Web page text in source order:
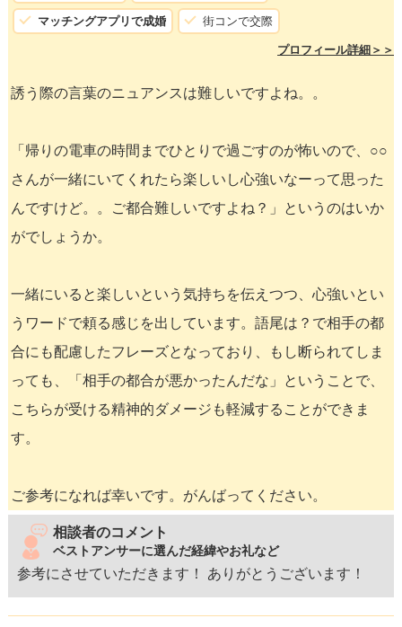
マッチングアプリで成婚 街コンで交際
プロフィール詳細＞＞
誘う際の言葉のニュアンスは難しいですよね。。
「帰りの電車の時間までひとりで過ごすのが怖いので、○○
さんが一緒にいてくれたら楽しいし心強いなーって思った
んですけど。。ご都合難しいですよね？」というのはいか
がでしょうか。
一緒にいると楽しいという気持ちを伝えつつ、心強いとい
うワードで頼る感じを出しています。語尾は？で相手の都
合にも配慮したフレーズとなっており、もし断られてしま
っても、「相手の都合が悪かったんだな」ということで、
こちらが受ける精神的ダメージも軽減することができま
す。
ご参考になれば幸いです。がんばってください。
相談者のコメント
ベストアンサーに選んだ経緯やお礼など
参考にさせていただきます！ ありがとうございます！